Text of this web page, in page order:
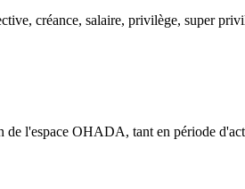
créance, salaire, privilège, super
l'espace OHADA, tant en période